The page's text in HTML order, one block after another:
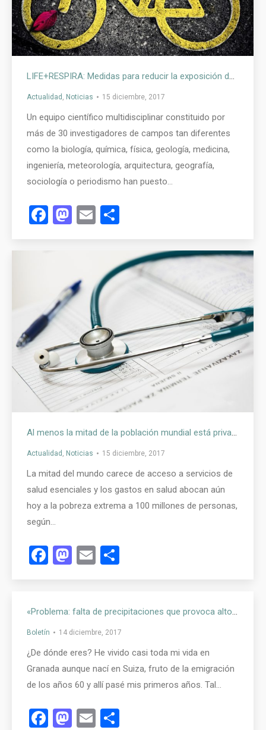
Actualidad Noticias 15 diciembre, 2017
Un equipo científico multidisciplinar constituido por
más de 30 investigadores de campos tan diferentes
como la biología, química, física, geología, medicina,
ingeniería, meteorología, arquitectura, geografía,
sociología o periodismo han puesto…
Facebook
Mastodon
Email
Actualidad Noticias 15 diciembre, 2017
La mitad del mundo carece de acceso a servicios de
salud esenciales y los gastos en salud abocan aún
hoy a la pobreza extrema a 100 millones de personas,
según…
Facebook
Mastodon
Email
«Problema: falta de precipitaciones que provoca altos niveles de inmisión de partículas en suspensión y altas concentraciones de ozono troposférico»- Benjamín Jiménez, Diputación Granada.
Boletín 14 diciembre, 2017
¿De dónde eres? He vivido casi toda mi vida en
Granada aunque nací en Suiza, fruto de la emigración
de los años 60 y allí pasé mis primeros años. Tal…
Facebook
Mastodon
Email